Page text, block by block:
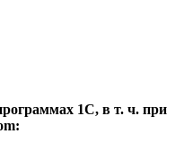
1С, в т. ч. при